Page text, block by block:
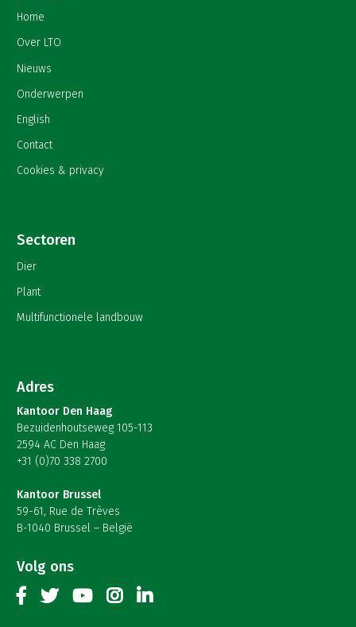
Home
Over LTO
Nieuws
Onderwerpen
English
Contact
Cookies & privacy
Sectoren
Dier
Plant
Multifunctionele landbouw
Adres
Kantoor Den Haag
Bezuidenhoutseweg 105-113
2594 AC Den Haag
+31 (0)70 338 2700
Kantoor Brussel
59-61, Rue de Trèves
B-1040 Brussel – België
Volg ons